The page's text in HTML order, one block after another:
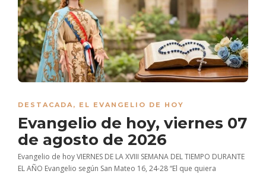
DESTACADA, EL EVANGELIO DE HOY
Evangelio de hoy, viernes 07
de agosto de 2026
Evangelio de hoy VIERNES DE LA XVIII SEMANA DEL TIEMPO DURANTE
EL AÑO Evangelio según San Mateo 16, 24-28 “El que quiera